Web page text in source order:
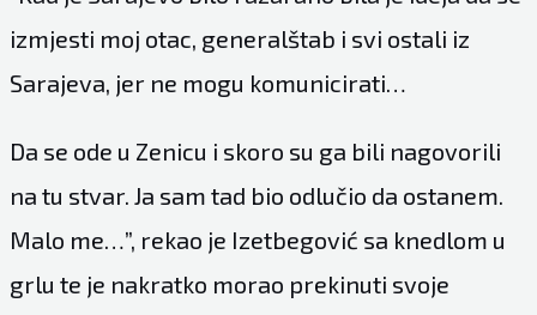
izmjesti moj otac, generalštab i svi ostali iz
Sarajeva, jer ne mogu komunicirati…
Da se ode u Zenicu i skoro su ga bili nagovorili
na tu stvar. Ja sam tad bio odlučio da ostanem.
Malo me…”, rekao je Izetbegović sa knedlom u
grlu te je nakratko morao prekinuti svoje